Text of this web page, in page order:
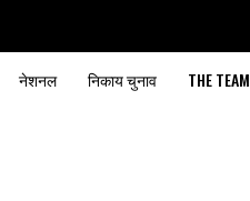
नेशनल निकाय चुनाव THE TEAM